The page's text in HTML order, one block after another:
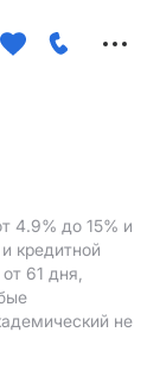
4.9% до 15% и
кредитной
61 дня,
не